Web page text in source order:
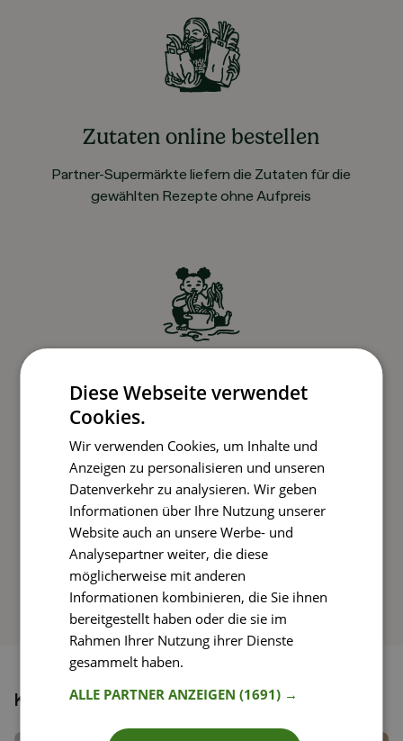
Zutaten online bestellen
Partner-Supermärkte liefern die Zutaten für die
gewählten Rezepte ohne Aufpreis
Kochen und Genießen
Rezepte mit einfachen Schritt-für-Schritt-
Anleitungen nachkochen
So funktioniert’s
Könnte dir auch gefallen
Diese Webseite verwendet
Cookies.
Wir verwenden Cookies, um Inhalte und
Anzeigen zu personalisieren und unseren
Datenverkehr zu analysieren. Wir geben
Informationen über Ihre Nutzung unserer
Website auch an unsere Werbe- und
Analysepartner weiter, die diese
möglicherweise mit anderen
Informationen kombinieren, die Sie ihnen
bereitgestellt haben oder die sie im
Rahmen Ihrer Nutzung ihrer Dienste
gesammelt haben.
ALLE PARTNER ANZEIGEN(1691) →